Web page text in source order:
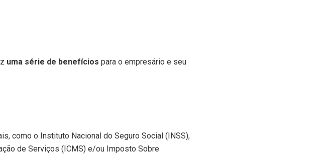
uma série de benefícios para o empresário e seu
como o Instituto Nacional do Seguro Social (INSS),
de Serviços (ICMS) e/ou Imposto Sobre